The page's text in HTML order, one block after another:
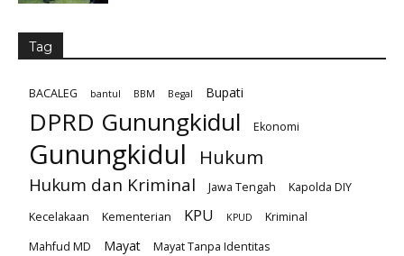
Tag
BACALEG bantul BBM Begal Bupati
DPRD Gunungkidul Ekonomi
Gunungkidul Hukum
Hukum dan Kriminal Jawa Tengah
Kapolda DIY
Kecelakaan
Kementerian KPU KPUD
Kriminal
Mahfud MD
Mayat
Mayat Tanpa Identitas